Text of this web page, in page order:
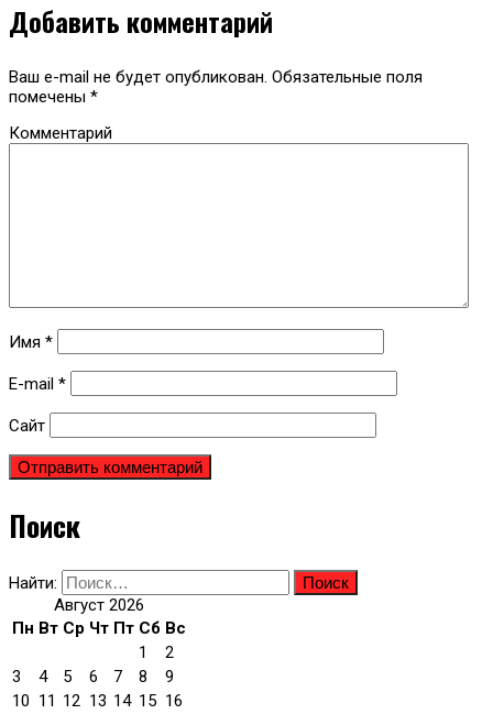
Добавить комментарий
Ваш e-mail не будет опубликован. Обязательные поля
помечены *
Комментарий
Имя *
E-mail *
Сайт
Поиск
Найти:
Август 2026
Пн Вт Ср Чт Пт Сб Вс
1
2
3
4 5 6 7 8
9
10 11 12 13 14 15 16